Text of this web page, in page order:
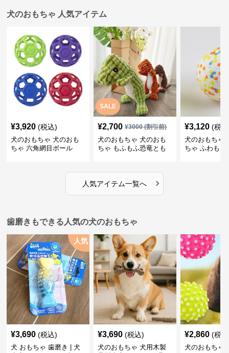
犬のおもちゃ 人気アイテム
¥3,920 (税込)
犬のおもちゃ 犬のおも
ちゃ 六角網目ボール
SALE
¥2,700 ¥3000(割引前)
犬のおもちゃ 犬のおも
ちゃ もふもふ恐竜とも
¥3,120 (税
犬のおもちゃ
ちゃ ふわもこ
人気アイテム一覧へ ›
歯磨きもできる人気の犬のおもちゃ
人気
¥3,690 (税込)
犬 おもちゃ 歯磨き | 犬
¥3,690 (税込)
犬のおもちゃ 犬用木製
¥2,860 (税
犬のおもちゃ